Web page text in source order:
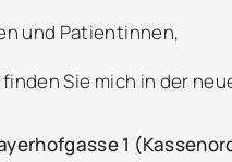
und Patientinnen,
finden Sie mich in der
1